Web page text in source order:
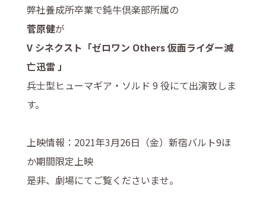
弊社養成所卒業で鈍牛倶楽部所属の
菅原健が
V シネクスト「ゼロワン Others 仮面ライダー滅
亡迅雷 」
兵士型ヒューマギア・ソルド 9 役にて出演致しま
す。
上映情報：2021年3月26日（金）新宿バルト9ほ
か期間限定上映
是非、劇場にてご覧くださいませ。